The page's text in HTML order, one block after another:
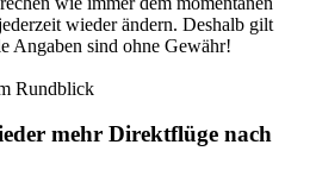
wieder ändern. Deshalb gilt
Angaben sind ohne Gewähr!
mehr Direktflüge nach